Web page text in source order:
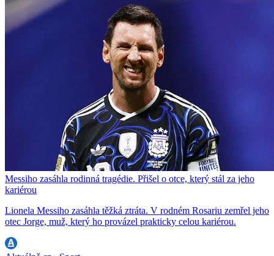
Messiho zasáhla rodinná tragédie. Přišel o otce, který stál za jeho
kariérou
Lionela Messiho zasáhla těžká ztráta. V rodném Rosariu zemřel jeho
otec Jorge, muž, který ho provázel prakticky celou kariérou.